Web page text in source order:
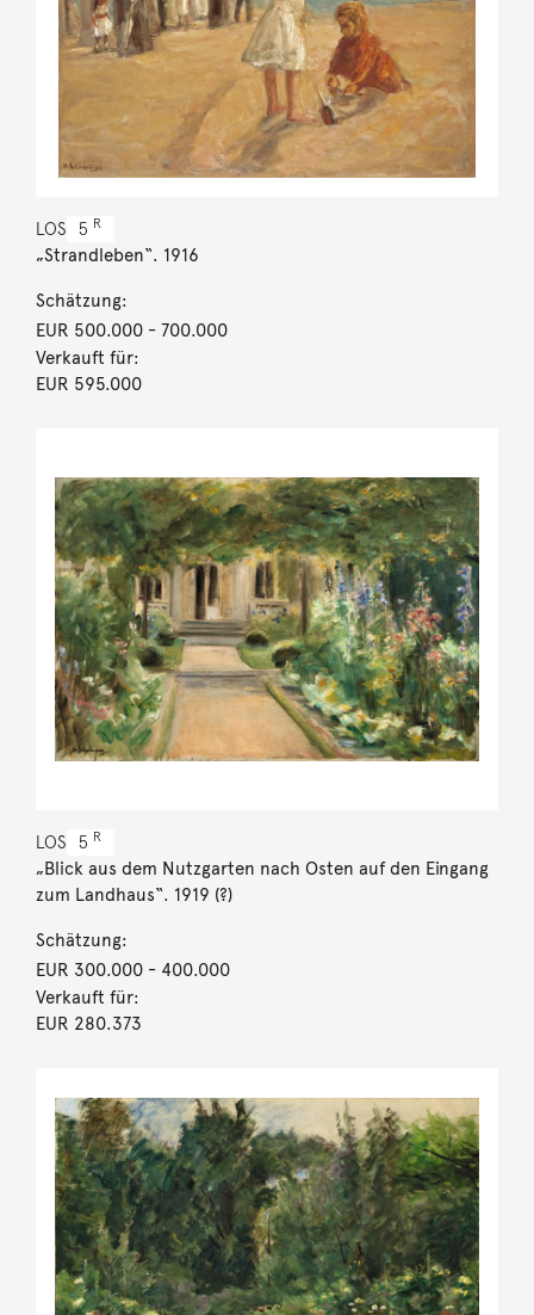
LOS 5 R
„Strandleben“. 1916
Schätzung:
EUR 500.000- 700.000
Verkauft für:
EUR 595.000
LOS 5 R
„Blick aus dem Nutzgarten nach Osten auf den Eingang
zum Landhaus“. 1919 (?)
Schätzung:
EUR 300.000- 400.000
Verkauft für:
EUR 280.373